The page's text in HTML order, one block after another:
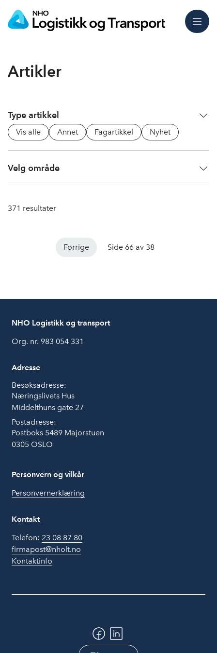
Meny
Artikler
Type artikkel
Vis alle Annet Fagartikkel Nyhet
Velg område
371 resultater
Forrige Side 66 av 38
NHO Logistikk og transport
Org. nr. 983 054 331
Adresse
Besøksadresse:
Næringslivets Hus
Middelthuns gate 27
Postadresse:
Postboks 5489 Majorstuen
0305 OSLO
Personvern og vilkår
Personvernerklæring
Kontakt
Telefon: 23 08 87 80
firmapost@nholt.no
Kontaktinfo